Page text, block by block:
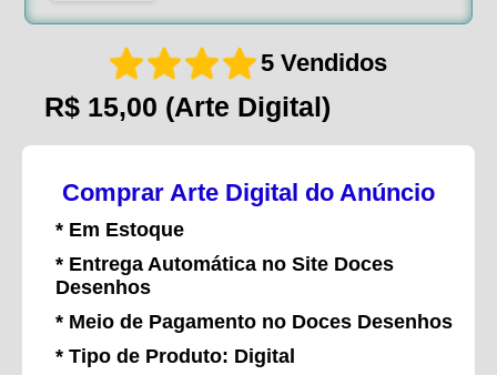
5 Vendidos
R$ 15,00 (Arte Digital)
Comprar Arte Digital do Anúncio
* Em Estoque
* Entrega Automática no Site Doces
Desenhos
* Meio de Pagamento no Doces Desenhos
* Tipo de Produto: Digital